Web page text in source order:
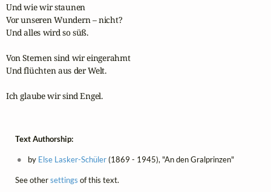
Und wie wir staunen
Vor unseren Wundern – nicht?
Und alles wird so süß.
Von Sternen sind wir eingerahmt
Und flüchten aus der Welt.
Ich glaube wir sind Engel.
Text Authorship:
by Else Lasker-Schüler(1869 - 1945), "An den Gralprinzen"
See othersettings of this text.